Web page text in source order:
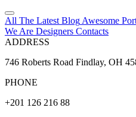
All The Latest Blog Awesome
We Are Designers Contacts
ADDRESS
746 Roberts Road Findlay, OH
PHONE
+201 126 216 88